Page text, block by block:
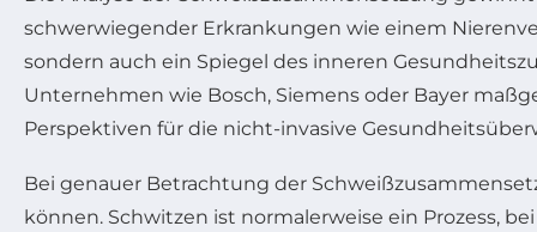
schwerwiegender Erkrankungen wie einem
sondern auch ein Spiegel des inneren
Unternehmen wie Bosch, Siemens oder Bayer
Perspektiven für die nicht-invasive
Bei genauer Betrachtung der
können. Schwitzen ist normalerweise ein Prozess,